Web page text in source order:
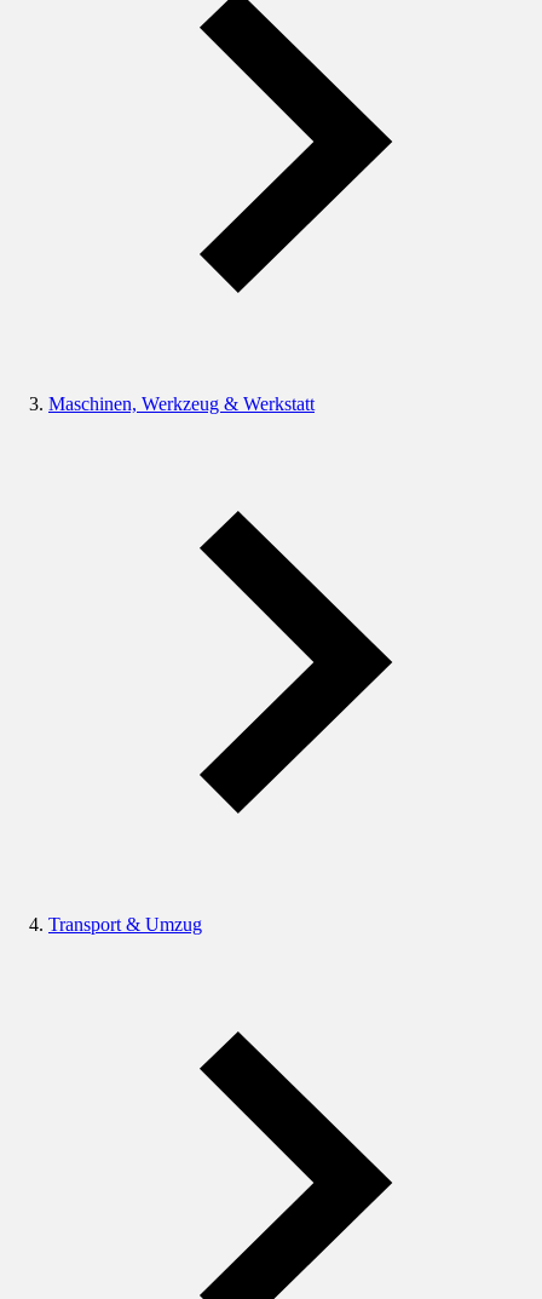
Maschinen, Werkzeug & Werkstatt
Transport & Umzug